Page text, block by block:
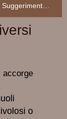
Suggerimento: una nuova pubblicazione dell’UFAM sul suolo
accorge
o